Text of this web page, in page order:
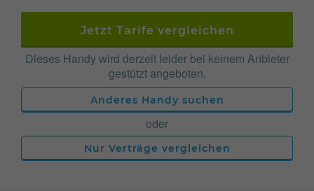
Jetzt Tarife vergleichen
Dieses Handy wird derzeit leider bei keinem Anbieter
gestützt angeboten.
Anderes Handy suchen
oder
Nur Verträge vergleichen